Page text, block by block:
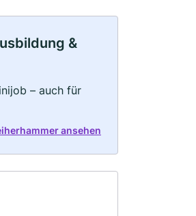
&
– auch für
ansehen